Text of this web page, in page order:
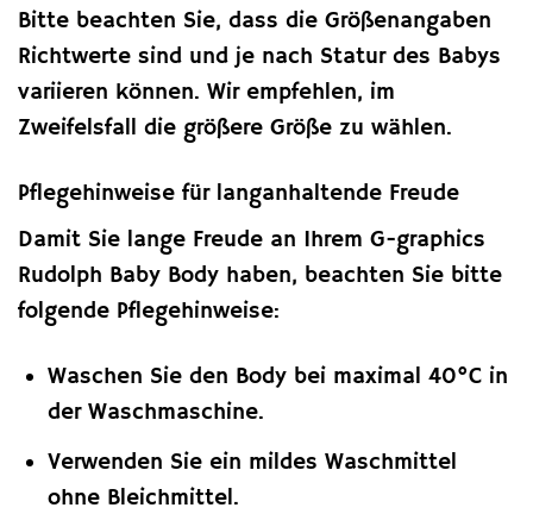
Bitte beachten Sie, dass die Größenangaben
Richtwerte sind und je nach Statur des Babys
variieren können. Wir empfehlen, im
Zweifelsfall die größere Größe zu wählen.
Pflegehinweise für langanhaltende Freude
Damit Sie lange Freude an Ihrem G-graphics
Rudolph Baby Body haben, beachten Sie bitte
folgende Pflegehinweise:
Waschen Sie den Body bei maximal 40°C in
der Waschmaschine.
Verwenden Sie ein mildes Waschmittel
ohne Bleichmittel.